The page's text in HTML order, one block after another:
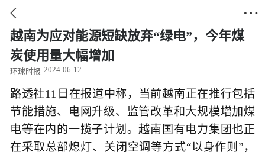
 
越南为应对能源短缺放弃“绿电”，今年煤
炭使用量大幅增加
环球时报 2024-06-12
路透社11日在报道中称，当前越南正在推行包括
节能措施、电网升级、监管改革和大规模增加煤
电等在内的一揽子计划。越南国有电力集团也正
在采取总部熄灯、关闭空调等方式“以身作则”，